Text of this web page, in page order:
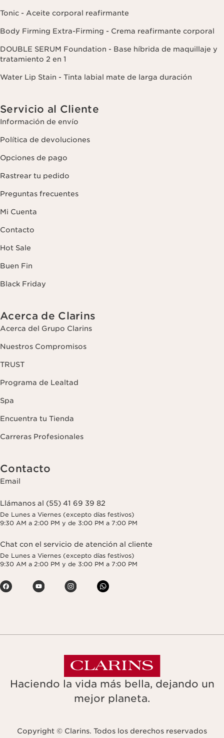
Tonic - Aceite corporal reafirmante
Body Firming Extra-Firming - Crema reafirmante corporal
DOUBLE SERUM Foundation - Base híbrida de maquillaje y
tratamiento 2 en 1
Water Lip Stain - Tinta labial mate de larga duración
Servicio al Cliente
Información de envío
Política de devoluciones
Opciones de pago
Rastrear tu pedido
Preguntas frecuentes
Mi Cuenta
Contacto
Hot Sale
Buen Fin
Black Friday
Acerca de Clarins
Acerca del Grupo Clarins
Nuestros Compromisos
TRUST
Programa de Lealtad
Spa
Encuentra tu Tienda
Carreras Profesionales
Contacto
Email
Llámanos al (55) 41 69 39 82
De Lunes a Viernes (excepto días festivos)
9:30 AM a 2:00 PM y de 3:00 PM a 7:00 PM
Chat con el servicio de atención al cliente
De Lunes a Viernes (excepto días festivos)
9:30 AM a 2:00 PM y de 3:00 PM a 7:00 PM
Haciendo la vida más bella, dejando un
mejor planeta.
Copyright © Clarins. Todos los derechos reservados